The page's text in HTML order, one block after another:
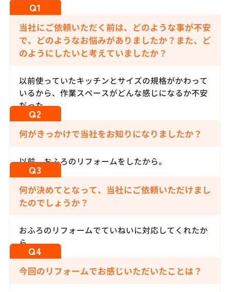
当社にご依頼いただく前は、どのような事が不安
で、どのようなお悩みがありましたか？また、ど
のようにしたいと考えていましたか？
以前使っていたキッチンとサイズの規格がかわって
いるから、作業スペースがどんな感じになるか不安
だった。
何がきっかけで当社をお知りになりましたか？
以前、おふろのリフォームをしたから。
何が決めてとなって、当社にご依頼いただけまし
たのでしょうか？
おふろのリフォームでていねいに対応してくれたか
ら。
今回のリフォームでお感じいただいたことは？